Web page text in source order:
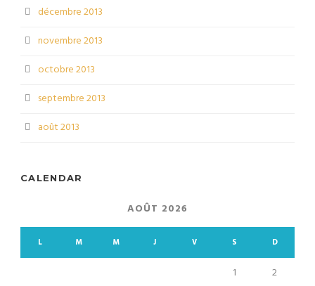
décembre 2013
novembre 2013
octobre 2013
septembre 2013
août 2013
CALENDAR
AOÛT 2026
L M M J V S D
1
2